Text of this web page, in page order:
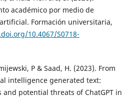
académico por medio de
Formación universitaria,
10.4067/S0718-
P & Saad, H. (2023). From
intelligence generated text:
potential threats of ChatGPT in